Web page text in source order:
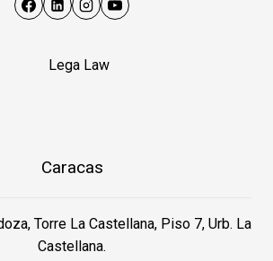
Caracas
Torre La Castellana, Piso 7, Urb. La
Castellana.